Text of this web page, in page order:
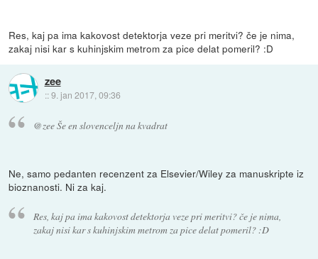
Res, kaj pa ima kakovost detektorja veze pri meritvi? če je nima,
zakaj nisi kar s kuhinjskim metrom za pice delat pomeril? :D
zee
::9. jan 2017, 09:36
@zee Še en slovenceljn na kvadrat
Ne, samo pedanten recenzent za Elsevier/Wiley za manuskripte iz
bioznanosti. Ni za kaj.
Res, kaj pa ima kakovost detektorja veze pri meritvi? če je nima,
zakaj nisi kar s kuhinjskim metrom za pice delat pomeril? :D